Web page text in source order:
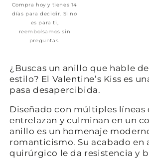
Compra hoy y tienes 14
días para decidir. Si no
es para ti,
reembolsamos sin
preguntas.
¿Buscas un anillo que hable
estilo? El Valentine’s Kiss es
pasa desapercibida.
Diseñado con múltiples líneas
entrelazan y culminan en un
anillo es un homenaje
romanticismo. Su acabado en
quirúrgico le da resistencia y